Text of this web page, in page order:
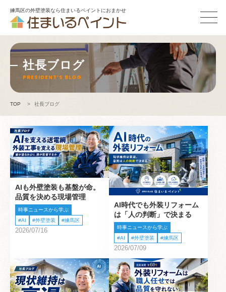
練馬区の外壁塗装なら住まいるペイントにおまかせ
社長ブログ
PRESIDENT’S BLOG
TOP > 社長ブログ
AIも外壁塗装も基盤が命。
品質を決める現場管理
時事ニュースから学ぶ
AI
外壁塗装 練馬区
2026/07/16
AI時代でも外装リフォーム
は「人の判断」で決まる
時事ニュースから学ぶ
AI
外壁塗装 練馬区
2026/07/09